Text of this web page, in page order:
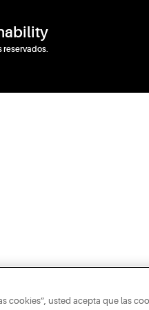
reservados.
cookies”, usted acepta que las